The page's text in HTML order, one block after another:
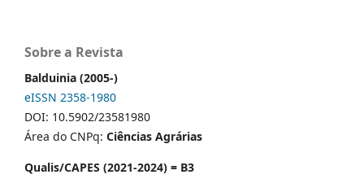
Sobre a Revista
Balduinia (2005-)
eISSN 2358-1980
DOI: 10.5902/23581980
Área do CNPq: Ciências Agrárias
Qualis/CAPES (2021-2024) = B3